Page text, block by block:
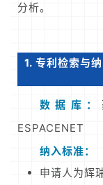
分析。
1. 专利检索与
数据库：
ESPACENET
纳入标准：
申请人为辉